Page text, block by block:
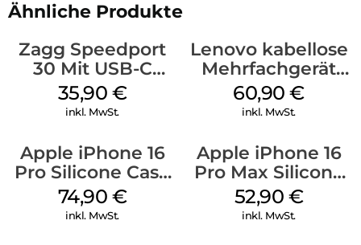
Ähnliche Produkte
Zagg Speedport
30 Mit USB-C
Kabel Weiß
35,90 €
inkl. MwSt.
Lenovo kabellose
Mehrfachgerät
Luna Grey
60,90€
inkl. MwSt.
Apple iPhone 16
Pro Silicone Case
MagSafe Black
74,90 €
inkl. MwSt.
Apple iPhone 16
Pro Max Silicone
Case MagSafe
Ultramarine
52,90 €
inkl. MwSt.